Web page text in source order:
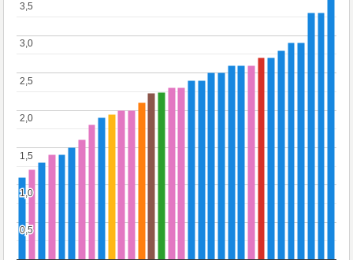
0,5
0,5
1,0
1,0
1,5
1,5
2,0
2,0
2,5
2,5
3,0
3,0
3,5
3,5